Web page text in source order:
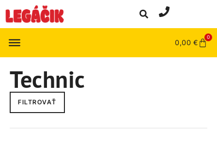
0,00 €
0
Technic
FILTROVAŤ